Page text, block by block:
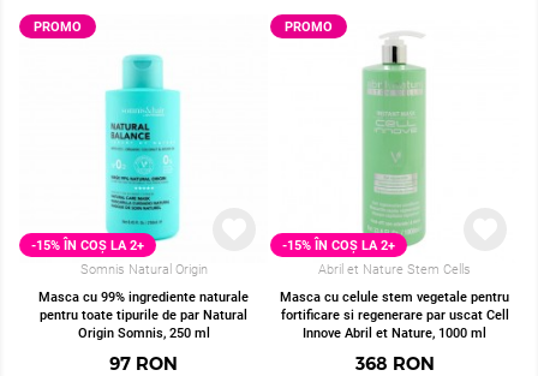
-15% ÎN COȘ LA 2+
Somnis Natural Origin
Masca cu 99% ingrediente naturale
pentru toate tipurile de par Natural
Origin Somnis, 250 ml
97 RON
PROMO
-15% ÎN COȘ LA 2+
Abril et Nature Stem Cells
Masca cu celule stem vegetale pentru
fortificare si regenerare par uscat Cell
Innove Abril et Nature, 1000 ml
368 RON
PROMO